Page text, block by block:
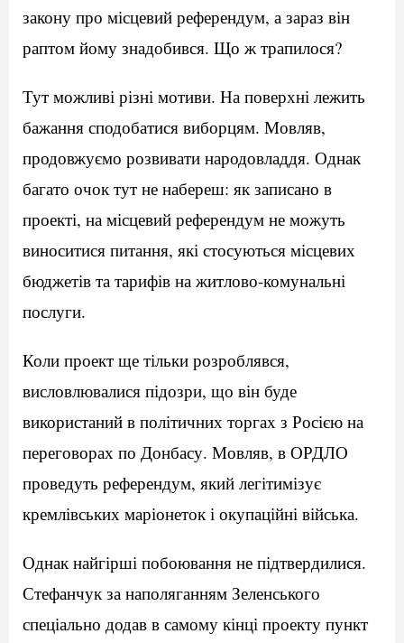
закону про місцевий референдум, а зараз він
раптом йому знадобився. Що ж трапилося?
Тут можливі різні мотиви. На поверхні лежить
бажання сподобатися виборцям. Мовляв,
продовжуємо розвивати народовладдя. Однак
багато очок тут не набереш: як записано в
проекті, на місцевий референдум не можуть
виноситися питання, які стосуються місцевих
бюджетів та тарифів на житлово-комунальні
послуги.
Коли проект ще тільки розроблявся,
висловлювалися підозри, що він буде
використаний в політичних торгах з Росією на
переговорах по Донбасу. Мовляв, в ОРДЛО
проведуть референдум, який легітимізує
кремлівських маріонеток і окупаційні війська.
Однак найгірші побоювання не підтвердилися.
Стефанчук за наполяганням Зеленського
спеціально додав в самому кінці проекту пункт